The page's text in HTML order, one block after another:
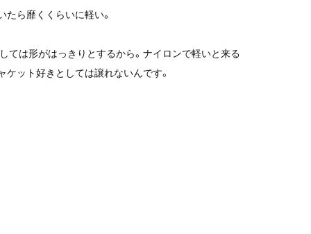
ら靡くくらいに軽い。
ては形がはっきりとするから。ナイロンで軽いと来る
ケット好きとしては譲れないんです。